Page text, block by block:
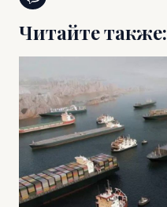
Читайте также: